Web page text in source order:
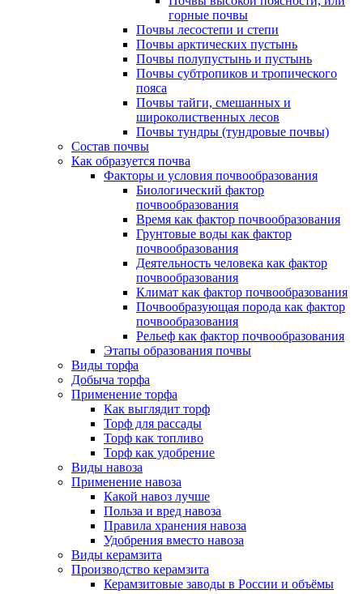
горные почвы
Почвы лесостепи и степи
Почвы арктических пустынь
Почвы полупустынь и пустынь
Почвы субтропиков и тропического
пояса
Почвы тайги, смешанных и
широколиственных лесов
Почвы тундры (тундровые почвы)
Состав почвы
Как образуется почва
Факторы и условия почвообразования
Биологический фактор
почвообразования
Время как фактор почвообразования
Грунтовые воды как фактор
почвообразования
Деятельность человека как фактор
почвообразования
Климат как фактор почвообразования
Почвообразующая порода как фактор
почвообразования
Рельеф как фактор почвообразования
Этапы образования почвы
Виды торфа
Добыча торфа
Применение торфа
Как выглядит торф
Торф для рассады
Торф как топливо
Торф как удобрение
Виды навоза
Применение навоза
Какой навоз лучше
Польза и вред навоза
Правила хранения навоза
Удобрения вместо навоза
Виды керамзита
Производство керамзита
Керамзитовые заводы в России и объёмы